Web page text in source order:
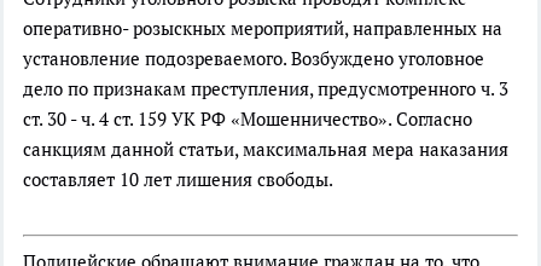
оперативно- розыскных мероприятий, направленных на
установление подозреваемого. Возбуждено уголовное
дело по признакам преступления, предусмотренного ч. 3
ст. 30 - ч. 4 ст. 159 УК РФ «Мошенничество». Согласно
санкциям данной статьи, максимальная мера наказания
составляет 10 лет лишения свободы.